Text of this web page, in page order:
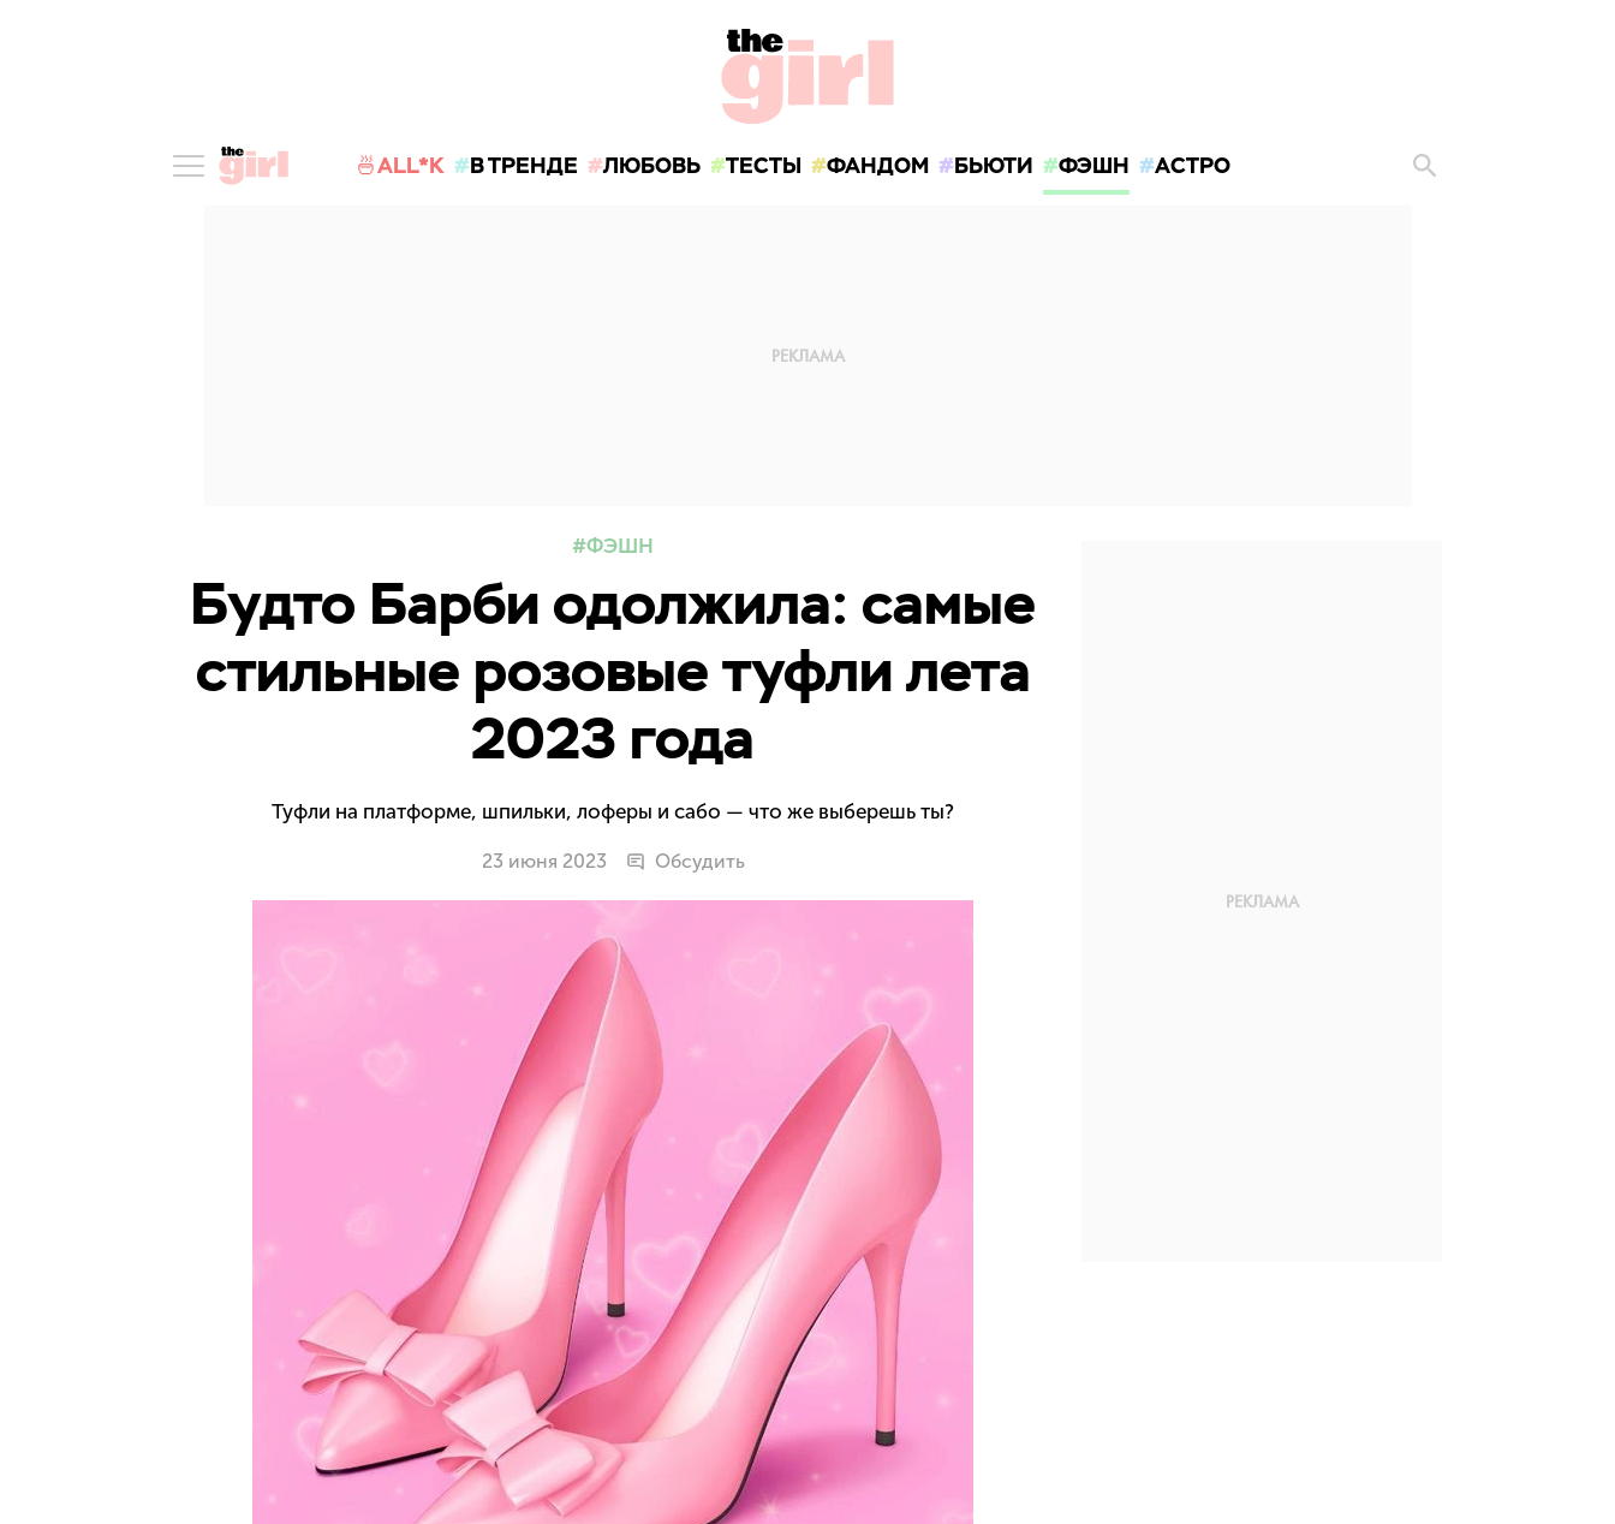
🍜ALL*K В ТРЕНДЕ ЛЮБОВЬ ТЕСТЫ ФАНДОМ БЬЮТИ ФЭШН АСТРО
ФЭШН
Будто Барби одолжила: самые
стильные розовые туфли лета
2023 года
Туфли на платформе, шпильки, лоферы и сабо — что же выберешь ты?
23 июня 2023 Обсудить